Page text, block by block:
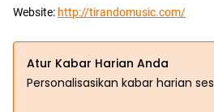
Website: http://tirandomusic.com/
Atur Kabar Harian Anda
Personalisasikan kabar harian